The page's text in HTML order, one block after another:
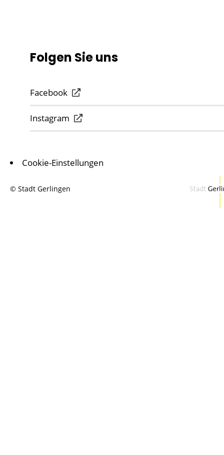
Folgen Sie uns
Facebook
Instagram
Cookie-Einstellungen
© Stadt Gerlingen